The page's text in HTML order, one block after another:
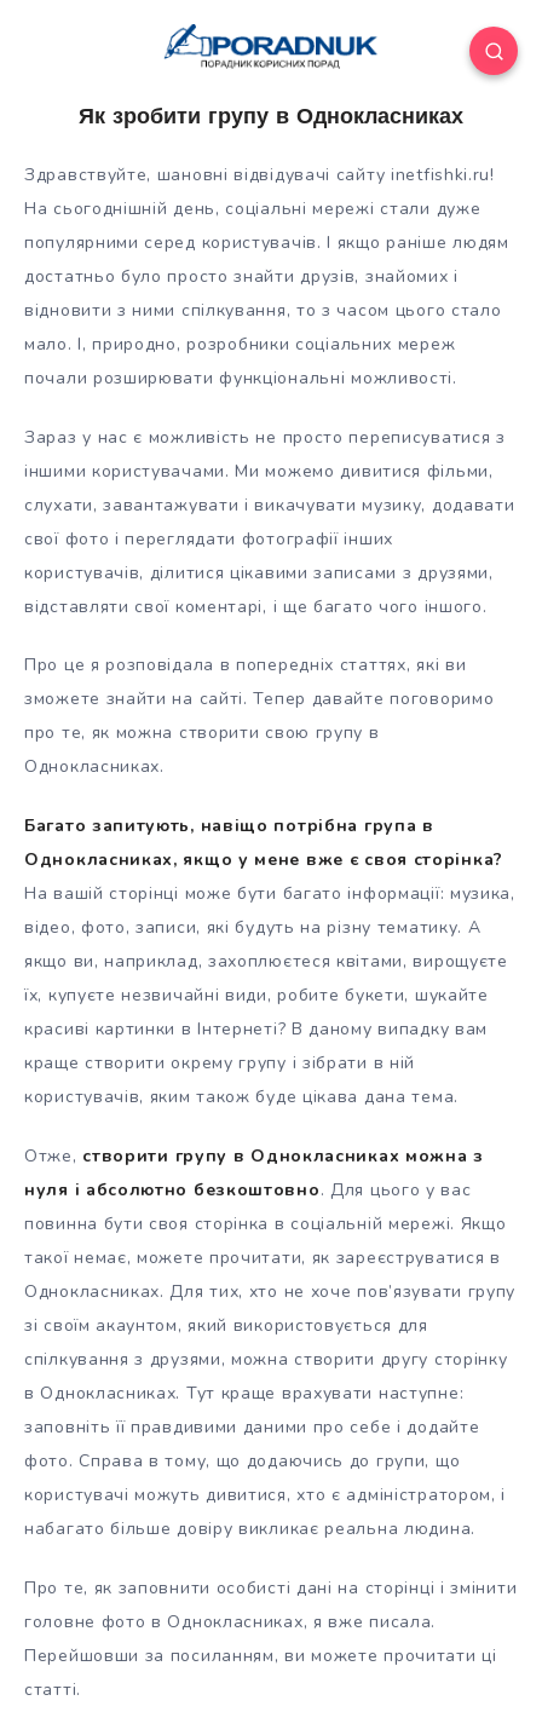
Як зробити групу в Однокласниках
Здравствуйте, шановні відвідувачі сайту inetfishki.ru!
На сьогоднішній день, соціальні мережі стали дуже
популярними серед користувачів. І якщо раніше людям
достатньо було просто знайти друзів, знайомих і
відновити з ними спілкування, то з часом цього стало
мало. І, природно,розробники соціальних мереж
почали розширювати функціональні можливості.
Зараз у нас є можливість не просто переписуватися з
іншими користувачами. Ми можемо дивитися фільми,
слухати, завантажувати і викачувати музику, додавати
свої фото і переглядати фотографії інших
користувачів, ділитися цікавими записами з друзями,
відставляти свої коментарі, і ще багато чого іншого.
Про це я розповідала в попередніх статтях, які ви
зможете знайти на сайті. Тепер давайте поговоримо
про те, як можна створити свою групу в
Однокласниках.
Багато запитують, навіщо потрібна група в
Однокласниках, якщо у мене вже є своя сторінка?
На вашій сторінці може бути багато інформації: музика,
відео, фото, записи, які будуть на різну тематику. А
якщо ви, наприклад, захоплюєтеся квітами, вирощуєте
їх, купуєте незвичайні види, робите букети, шукайте
красиві картинки в Інтернеті? В даному випадку вам
краще створити окрему групу і зібрати в ній
користувачів, яким також буде цікава дана тема.
Отже, створити групу в Однокласниках можна з
нуля і абсолютно безкоштовно. Для цього у вас
повинна бути своя сторінка в соціальній мережі. Якщо
такої немає, можете прочитати, як зареєструватися в
Однокласниках. Для тих, хто не хоче пов’язувати групу
зі своїм акаунтом, який використовується для
спілкування з друзями, можна створити другу сторінку
в Однокласниках. Тут краще врахувати наступне:
заповніть її правдивими даними про себе і додайте
фото. Справа в тому, що додаючись до групи, що
користувачі можуть дивитися, хто є адміністратором, і
набагато більше довіру викликає реальна людина.
Про те, як заповнити особисті дані на сторінці і змінити
головне фото в Однокласниках, я вже писала.
Перейшовши за посиланням, ви можете прочитати ці
статті.